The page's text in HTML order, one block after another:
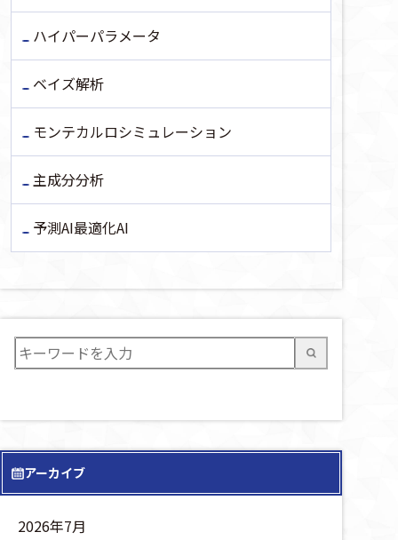
ハイパーパラメータ
ベイズ解析
モンテカルロシミュレーション
主成分分析
予測AI最適化AI
アーカイブ
2026年7月